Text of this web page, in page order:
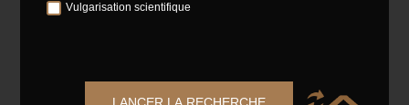
Vulgarisation scientifique